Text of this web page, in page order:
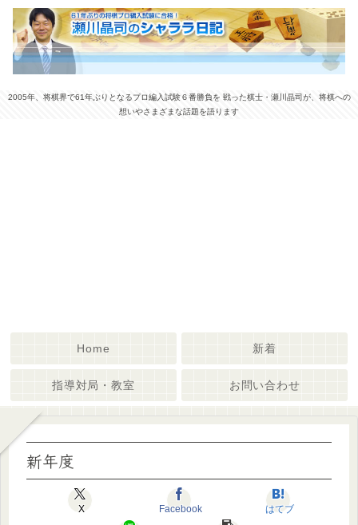
2005年、将棋界で61年ぶりとなるプロ編入試験６番勝負を 戦った棋士・瀬川晶司が、将棋への
想いやさまざまな話題を語ります
Home 新着
指導対局・教室 お問い合わせ
新年度
X Facebook はてブ